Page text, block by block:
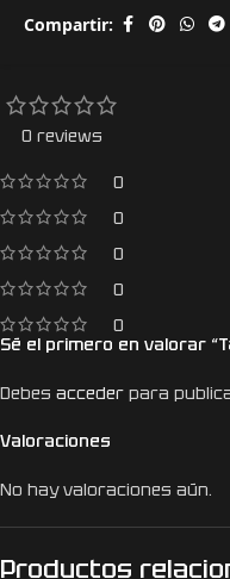
Compartir:
0 reviews
0
0
0
0
0
Valoraciones
No hay valoraciones aún.
Sé el primero en valorar
Debes acceder para
Productos